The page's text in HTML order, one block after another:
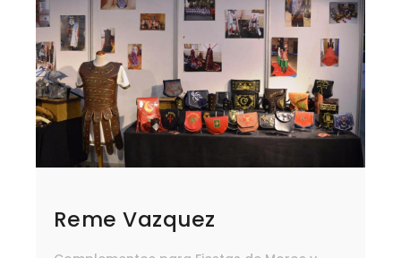
Reme Vazquez